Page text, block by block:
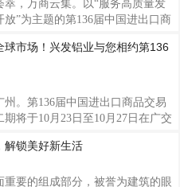
匠心智造”的核心价值观，坚守实
引领作用，不断强化产业链优势，
创新链，规范公司治理，稳健
萃，万商云集。以“服务高质量发
放”为主题的第136届中国进出口商
展的常客，聚焦全球市场需求，
积极亮相释放创新活力迎客来，
质的系统门窗产品及解决方案，
品硬实力向世界展示中国品牌的
球化步伐。兴发铝业40年来始终坚
“客户为本、品质为纲、创新引
心价值观在国际市场上
球市场！兴发铝业与您相约第136
州。第136届中国进出口商品交易
将于10月23日至10月27日在广交
业一直深耕布局海外市场，拥抱
发铝业展位号：B区12.1C29-
新老客户、海内外客商莅临参
解锁美好新生活
重要的组成部分，被誉为建筑的眼